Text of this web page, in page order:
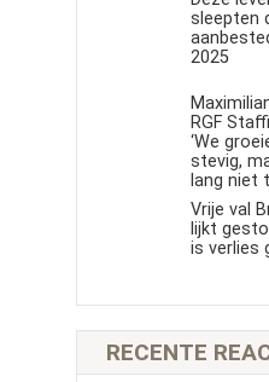
sleepten
2025
RGF
‘We
stevig,
lang niet
Vrije val
lijkt
is verlies
RECENTE